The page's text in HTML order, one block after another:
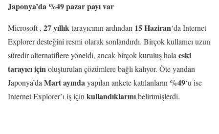
Japonya’da %49 pazar payı var
Microsoft , 27 yıllıktarayıcının ardından 15 Haziran‘da Internet
Explorer desteğini resmi olarak sonlandırdı. Birçok kullanıcı uzun
süredir alternatiflere yöneldi, ancak birçok kuruluş halaeski
tarayıcı içinoluşturulan çözümlere bağlı kalıyor. Öte yandan
Japonya’daMart ayındayapılan ankete katılanların %49‘u ise
Internet Explorer’ı iş içinkullandıklarınıbelirtmişlerdi.